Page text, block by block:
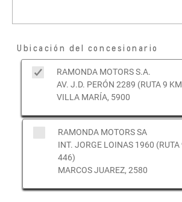
Ubicación del concesionario
RAMONDA MOTORS S.A.
AV. J.D. PERÓN 2289 (RUTA 9
VILLA MARÍA, 5900
RAMONDA MOTORS SA
INT. JORGE LOINAS 1960 (RUTA
446)
MARCOS JUAREZ, 2580